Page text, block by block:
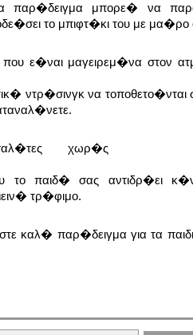
παρ�δειγμα μπορε� να
το μπιφτ�κι του με
που ε�ναι μαγειρεμ�να στον
ντρ�σινγκ να
χωρ�ς
το παιδ� σας αντιδρ�ει
τρ�φιμο.
καλ� παρ�δειγμα για τα